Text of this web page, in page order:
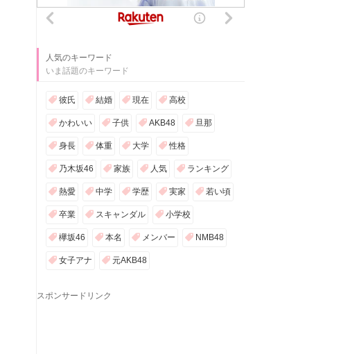
人気のキーワード
いま話題のキーワード
彼氏 結婚 現在 高校
かわいい 子供 AKB48 旦那
身長 体重 大学 性格
乃木坂46 家族 人気 ランキング
熱愛 中学 学歴 実家 若い頃
卒業 スキャンダル 小学校
欅坂46 本名 メンバー NMB48
女子アナ 元AKB48
スポンサードリンク